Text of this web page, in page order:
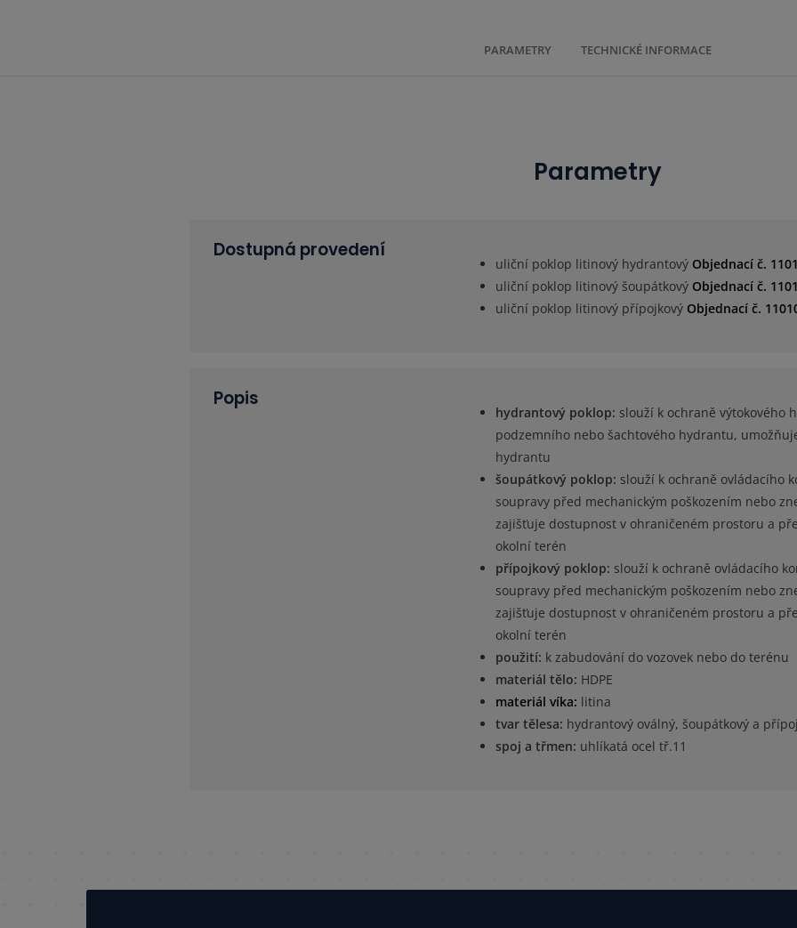
PARAMETRY TECHNICKÉ INFORMACE
Parametry
Dostupná provedení
uliční poklop litinový hydrantový Objednací č.
uliční poklop litinový šoupátkový Objednací č.
uliční poklop litinový přípojkový Objednací č.
Popis
hydrantový poklop: slouží k ochraně výtokového
podzemního nebo šachtového hydrantu,
hydrantu
šoupátkový poklop: slouží k ochraně ovládacího
soupravy před mechanickým poškozením nebo
zajišťuje dostupnost v ohraničeném prostoru a
okolní terén
přípojkový poklop: slouží k ochraně ovládacího
soupravy před mechanickým poškozením nebo
zajišťuje dostupnost v ohraničeném prostoru a
okolní terén
použití: k zabudování do vozovek nebo do terénu
materiál tělo: HDPE
materiál víka: litina
tvar tělesa: hydrantový oválný, šoupátkový a
spoj a třmen: uhlíkatá ocel tř.11